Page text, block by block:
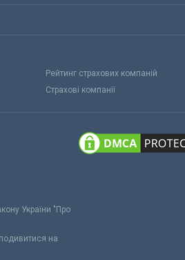
Рейтинг страхових компаній
Страхові компанії
України "Про
на